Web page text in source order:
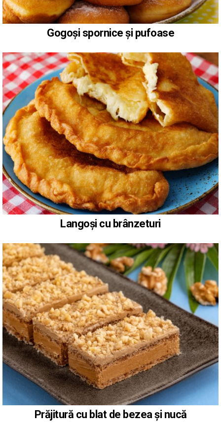
Gogoși spornice și pufoase
Langoși cu brânzeturi
Prăjitură cu blat de bezea și nucă